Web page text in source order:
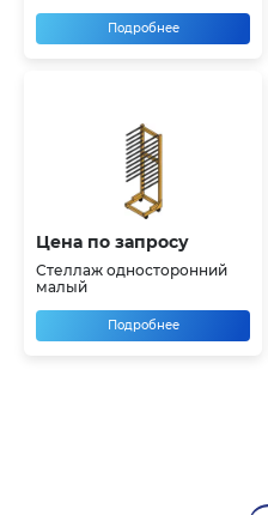
Подробнее
Цена по запросу
Стеллаж односторонний
малый
Подробнее